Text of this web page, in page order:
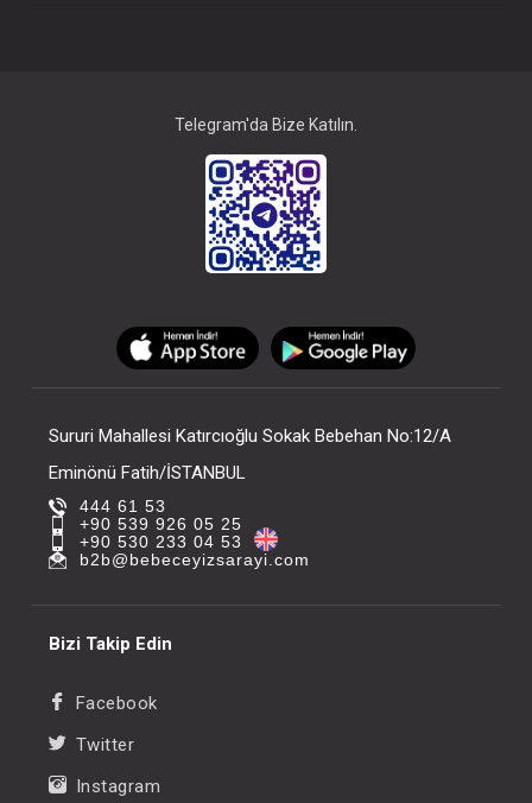
Telegram'da Bize Katılın.
Sururi Mahallesi Katırcıoğlu Sokak Bebehan No:12/A
Eminönü Fatih/İSTANBUL
444 61 53
+90 539 926 05 25
+90 530 233 04 53
b2b@bebeceyizsarayi.com
Bizi Takip Edin
Facebook
Twitter
Instagram